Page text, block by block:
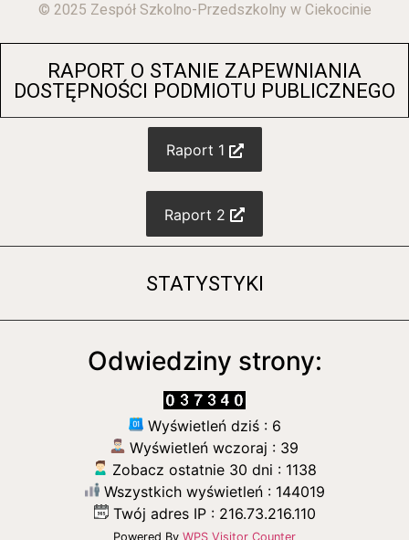
© 2025 Zespół Szkolno-Przedszkolny w Ciekocinie
RAPORT O STANIE ZAPEWNIANIA
DOSTĘPNOŚCI PODMIOTU PUBLICZNEGO
Raport 1
Raport 2
STATYSTYKI
Odwiedziny strony:
Wyświetleń dziś : 6
Wyświetleń wczoraj : 39
Zobacz ostatnie 30 dni : 1138
Wszystkich wyświetleń : 144019
Twój adres IP : 216.73.216.110
Powered By WPS Visitor Counter